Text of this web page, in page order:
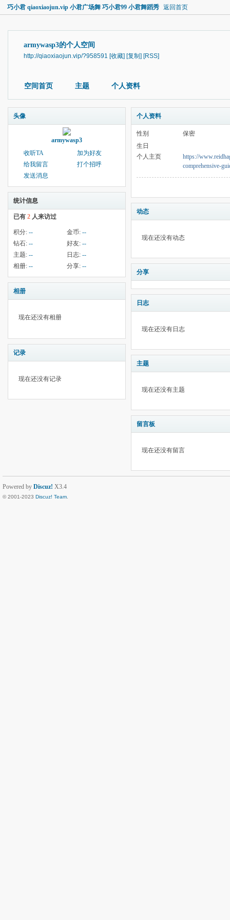
巧小君 qiaoxiaojun.vip 小君广场舞 巧小君99 小君舞蹈秀 返回首页
armywasp3的个人空间
http://qiaoxiaojun.vip/?958591 [收藏] [复制] [RSS]
空间首页 主题 个人资料
头像
armywasp3
收听TA
加为好友
给我留言
打个招呼
发送消息
统计信息
已有 2 人来访过
积分: -- 金币: --
钻石: -- 好友: --
主题: -- 日志: --
相册: -- 分享: --
相册
现在还没有相册
记录
现在还没有记录
个人资料
性别
保密
生日
个人主页
https://
comprehensive-
动态
现在还没有动态
分享
日志
现在还没有日志
主题
现在还没有主题
留言板
现在还没有留言
Powered by Discuz! X3.4
© 2001-2023 Discuz! Team